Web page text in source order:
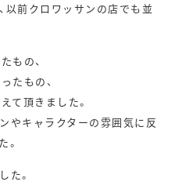
以前クロワッサンの店でも並
もの、
たもの、
て頂きました。
やキャラクターの雰囲気に反
。
た。